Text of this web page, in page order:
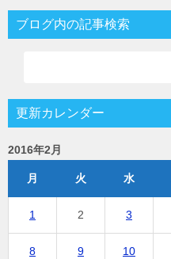
ブログ内の記事検索
更新カレンダー
2016年2月
月 火 水
1 2 3
8 9 10